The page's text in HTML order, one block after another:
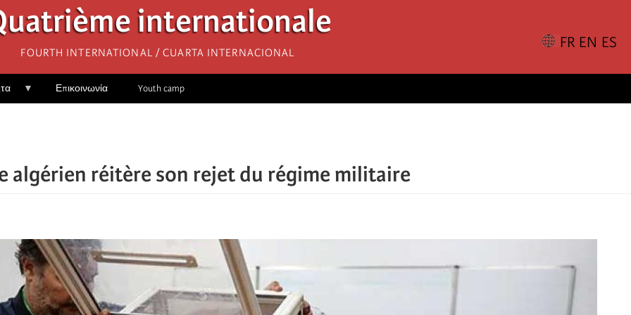
internationale
Fourth International / Cuarta Internacional
Επικοινωνία Youth camp
algérien réitère son rejet du régime militaire